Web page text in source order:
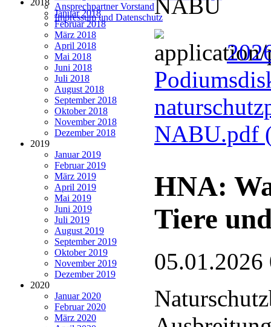
Ansprechpartner Vorstand
Impressum und Datenschutz
Januar 2018
Februar 2018
März 2018
April 2018
Mai 2018
Juni 2018
Juli 2018
August 2018
September 2018
Oktober 2018
November 2018
Dezember 2018
2019
Januar 2019
Februar 2019
März 2019
April 2019
Mai 2019
Juni 2019
Juli 2019
August 2019
September 2019
Oktober 2019
November 2019
Dezember 2019
2020
Januar 2020
Februar 2020
März 2020
NABU
NABU.pdf
HNA:
Tiere
05.01.2026